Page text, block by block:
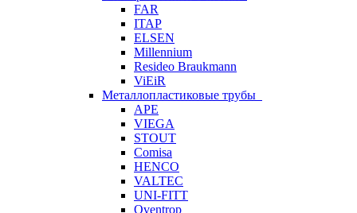
FAR
ITAP
ELSEN
Millennium
Resideo Braukmann
ViEiR
Металлопластиковые трубы
APE
VIEGA
STOUT
Comisa
HENCO
VALTEC
UNI-FITT
Oventrop